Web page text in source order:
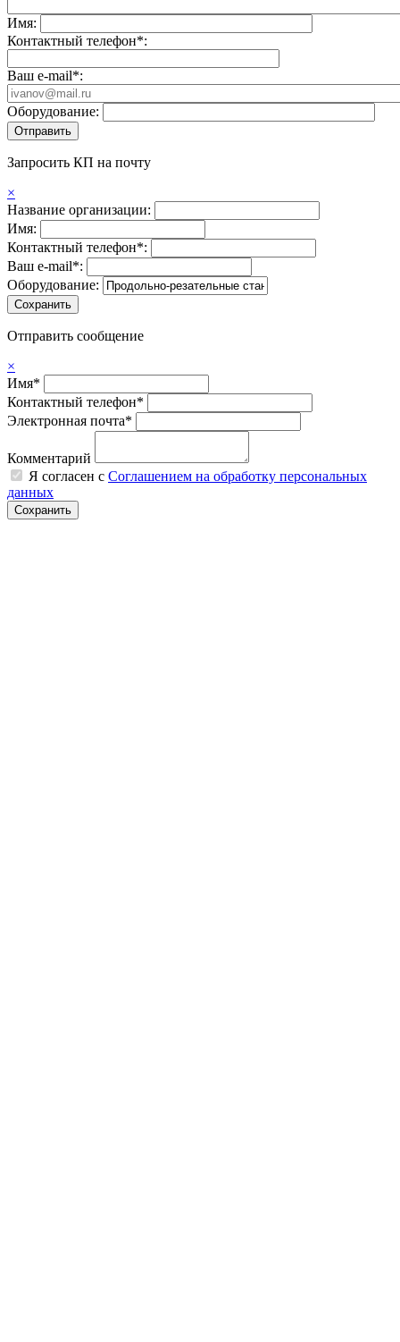
Имя:
Контактный телефон*:
Ваш e-mail*:
Оборудование:
Запросить КП на почту
×
Название организации:
Имя:
Контактный телефон*:
Ваш e-mail*:
Оборудование:
Отправить сообщение
×
Имя*
Контактный телефон*
Электронная почта*
Комментарий
Я согласен с Соглашением на обработку персональных
данных